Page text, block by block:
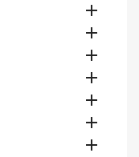






